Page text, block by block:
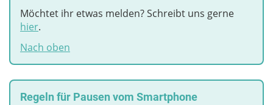
Möchtet ihr etwas melden? Schreibt uns gerne
hier.
Nach oben
Regeln für Pausen vom Smartphone